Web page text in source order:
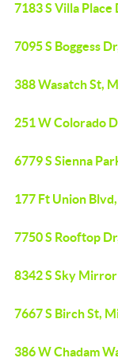
7183 S Villa
7095 S Boggess
388 Wasatch St,
251 W Colorado
6779 S Sienna
177 Ft Union
7750 S Rooftop
8342 S Sky
7667 S Birch St,
386 W Chadam